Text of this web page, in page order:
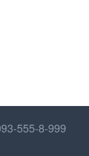
555-8-999